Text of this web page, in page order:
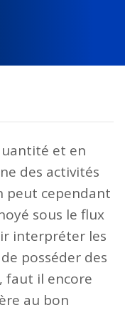
et en
des activités
peut cependant
sous le flux
interpréter les
posséder des
faut il encore
au bon